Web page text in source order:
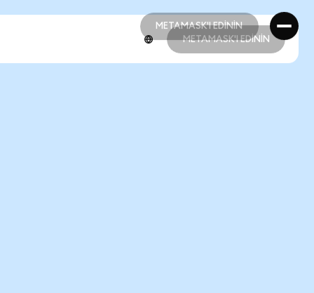
METAMASK'I EDİNİN
METAMASK'I EDİNİN
METAMASK'I EDİNİN